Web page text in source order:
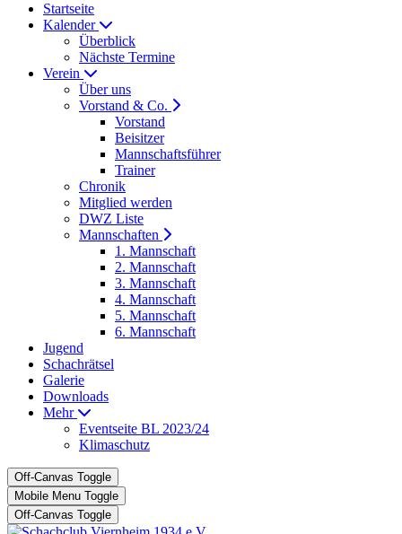
Startseite
Kalender
Überblick
Nächste Termine
Verein
Über uns
Vorstand & Co.
Vorstand
Beisitzer
Mannschaftsführer
Trainer
Chronik
Mitglied werden
DWZ Liste
Mannschaften
1. Mannschaft
2. Mannschaft
3. Mannschaft
4. Mannschaft
5. Mannschaft
6. Mannschaft
Jugend
Schachrätsel
Galerie
Downloads
Mehr
Eventseite BL 2023/24
Klimaschutz
Off-Canvas Toggle
Mobile Menu Toggle
Off-Canvas Toggle